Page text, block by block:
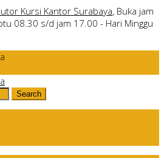
Kursi Kantor Surabaya, Buka jam
08.30 s/d jam 17.00 - Hari Minggu